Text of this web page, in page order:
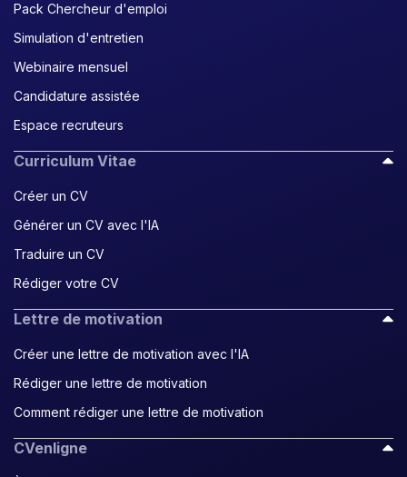
Pack Chercheur d'emploi
Simulation d'entretien
Webinaire mensuel
Candidature assistée
Espace recruteurs
Curriculum Vitae
Créer un CV
Générer un CV avec l'IA
Traduire un CV
Rédiger votre CV
Lettre de motivation
Créer une lettre de motivation avec l'IA
Rédiger une lettre de motivation
Comment rédiger une lettre de motivation
CVenligne